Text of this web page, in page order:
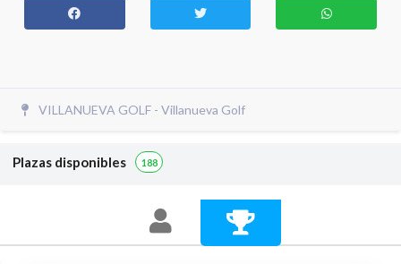
VILLANUEVA GOLF - Villanueva Golf
Plazas disponibles 188